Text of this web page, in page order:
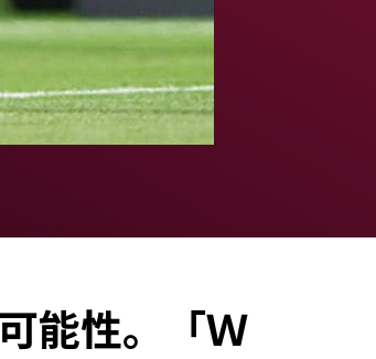
能性。「Ｗ